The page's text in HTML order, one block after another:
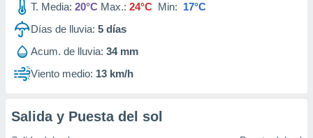
1199T. Media: 20°C Max.: 24°C Min: 17°C
Días de lluvia: 5 días
Acum. de lluvia: 34 mm
Viento medio: 13 km/h
Salida y Puesta del sol